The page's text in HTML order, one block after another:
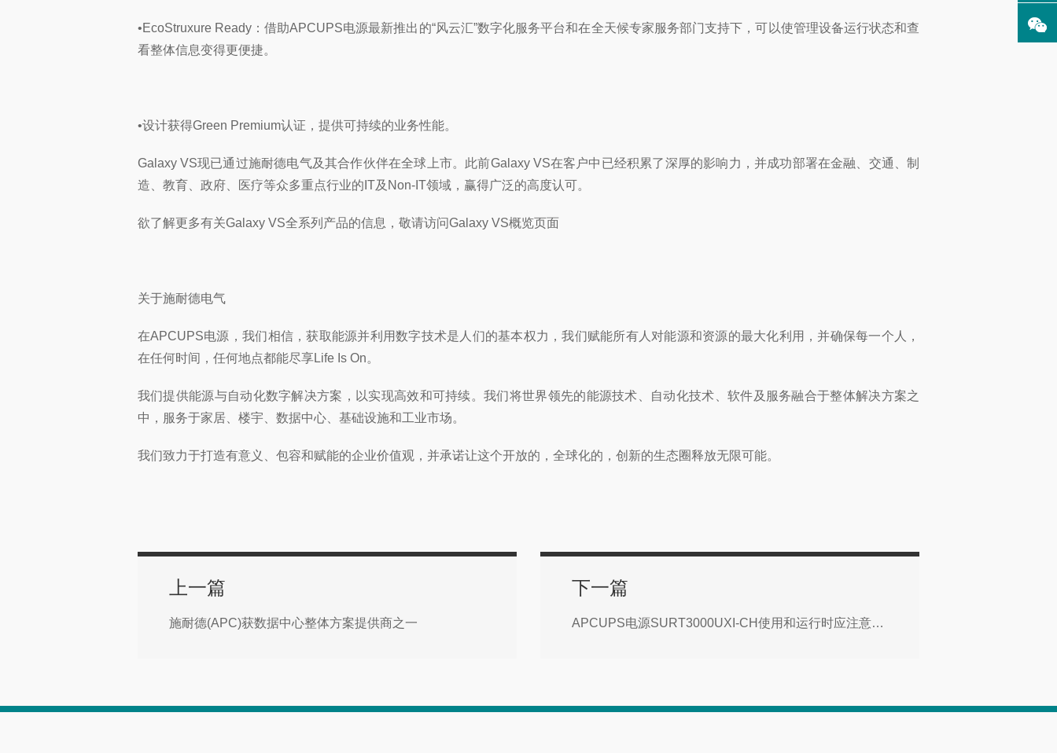
•EcoStruxure Ready：借助APCUPS电源最新推出的“风云汇”数字化服务平台和在全天候专家服务部门支持下，可以使管理设备运行状态和查
看整体信息变得更便捷。
•设计获得Green Premium认证，提供可持续的业务性能。
Galaxy VS现已通过施耐德电气及其合作伙伴在全球上市。此前Galaxy VS在客户中已经积累了深厚的影响力，并成功部署在金融、交通、制
造、教育、政府、医疗等众多重点行业的IT及Non-IT领域，赢得广泛的高度认可。
欲了解更多有关Galaxy VS全系列产品的信息，敬请访问Galaxy VS概览页面
关于施耐德电气
在APCUPS电源，我们相信，获取能源并利用数字技术是人们的基本权力，我们赋能所有人对能源和资源的最大化利用，并确保每一个人，
在任何时间，任何地点都能尽享Life Is On。
我们提供能源与自动化数字解决方案，以实现高效和可持续。我们将世界领先的能源技术、自动化技术、软件及服务融合于整体解决方案之
中，服务于家居、楼宇、数据中心、基础设施和工业市场。
我们致力于打造有意义、包容和赋能的企业价值观，并承诺让这个开放的，全球化的，创新的生态圈释放无限可能。
上一篇
施耐德(APC)获数据中心整体方案提供商之一
下一篇
APCUPS电源SURT3000UXI-CH使用和运行时应注意事项